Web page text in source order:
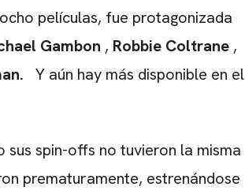
películas, fue protagonizada
Gambon , Robbie Coltrane ,
Y aún hay más disponible en el
spin-offs no tuvieron la misma
prematuramente, estrenándose